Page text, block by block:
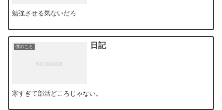
勉強させる気ないだろ
僕のこと 日記
寒すぎて部活どころじゃない。